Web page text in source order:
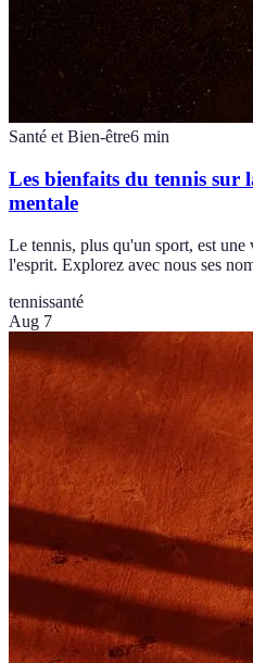
Santé et Bien-être6 min
Les bienfaits du tennis sur
mentale
Le tennis, plus qu'un sport, est
l'esprit. Explorez avec nous ses
tennissanté
Aug 7